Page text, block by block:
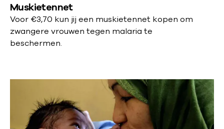
Muskietennet
Voor €3,70 kun jij een muskietennet kopen om
zwangere vrouwen tegen malaria te
beschermen.